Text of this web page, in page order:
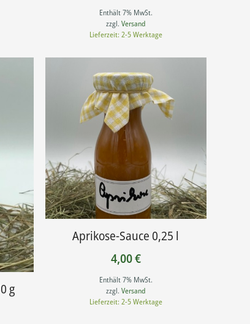
Enthält 7% MwSt.
zzgl.Versand
Lieferzeit: 2-5 Werktage
g
Aprikose-Sauce 0,25 l
4,00€
Enthält 7% MwSt.
zzgl.Versand
Lieferzeit: 2-5 Werktage